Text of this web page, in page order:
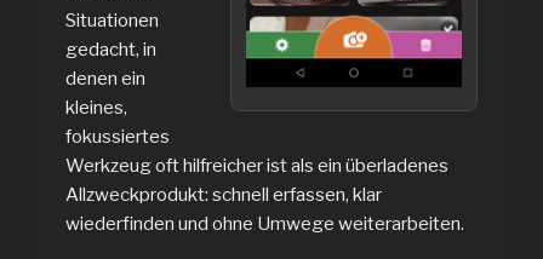
Situationen
gedacht, in
denen ein
kleines,
fokussiertes
Werkzeug oft hilfreicher ist als ein überladenes
Allzweckprodukt: schnell erfassen, klar
wiederfinden und ohne Umwege weiterarbeiten.